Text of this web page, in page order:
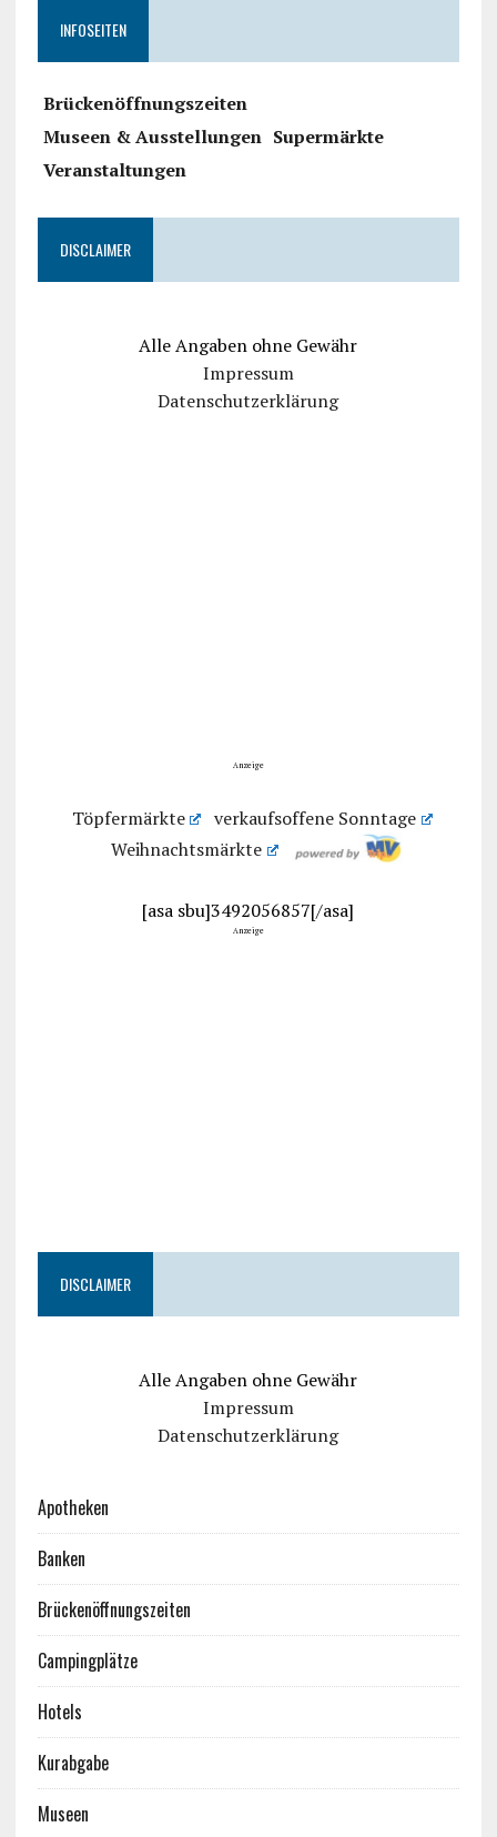
INFOSEITEN
Brückenöffnungszeiten
Museen & Ausstellungen Supermärkte
Veranstaltungen
DISCLAIMER
Alle Angaben ohne Gewähr
Impressum
Datenschutzerklärung
Anzeige
Töpfermärkte
verkaufsoffene Sonntage
Weihnachtsmärkte
[asa sbu]3492056857[/asa]
Anzeige
DISCLAIMER
Alle Angaben ohne Gewähr
Impressum
Datenschutzerklärung
Apotheken
Banken
Brückenöffnungszeiten
Campingplätze
Hotels
Kurabgabe
Museen